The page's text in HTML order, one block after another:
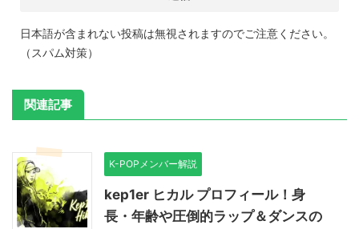
日本語が含まれない投稿は無視されますのでご注意ください。
（スパム対策）
関連記事
K-POPメンバー解説
kep1er ヒカル プロフィール！身
長・年齢や圧倒的ラップ＆ダンスの